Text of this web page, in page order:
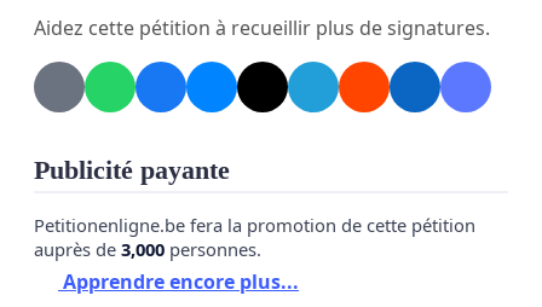
- La réévaluation complète du tracé et de sa
pertinence environnementale, sociale, juridique et
économique.
-L’ouverture d’une concertation citoyenne réelle,
permettant aux habitants d’examiner
sérieusement des alternatives: train, tramway
régional, bus express, ou réutilisation du réseau
routier existant (itinéraires bis).
Aidez cette pétition à recueillir plus de signatures.
Publicité payante
Petitionenligne.be fera la promotion de cette pétition
auprès de 3,000 personnes.
Apprendre encore plus...